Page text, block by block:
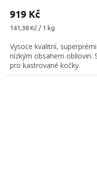
919 Kč
Měrná
141,38 Kč / 1 kg
Vysoce kvalitní,
nízkým obsahem obilovin.
pro kastrované kočky.